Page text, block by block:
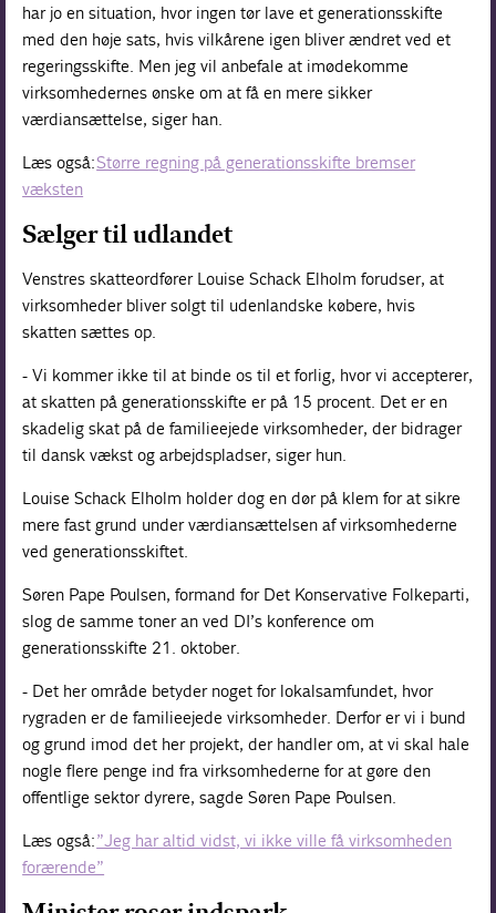
har jo en situation, hvor ingen tør lave et generationsskifte
med den høje sats, hvis vilkårene igen bliver ændret ved et
regeringsskifte. Men jeg vil anbefale at imødekomme
virksomhedernes ønske om at få en mere sikker
værdiansættelse, siger han.
Læs også:Større regning på generationsskifte bremser
væksten
Sælger til udlandet
Venstres skatteordfører Louise Schack Elholm forudser, at
virksomheder bliver solgt til udenlandske købere, hvis
skatten sættes op.
- Vi kommer ikke til at binde os til et forlig, hvor vi accepterer,
at skatten på generationsskifte er på 15 procent. Det er en
skadelig skat på de familieejede virksomheder, der bidrager
til dansk vækst og arbejdspladser, siger hun.
Louise Schack Elholm holder dog en dør på klem for at sikre
mere fast grund under værdiansættelsen af virksomhederne
ved generationsskiftet.
Søren Pape Poulsen, formand for Det Konservative Folkeparti,
slog de samme toner an ved DI’s konference om
generationsskifte 21. oktober.
- Det her område betyder noget for lokalsamfundet, hvor
rygraden er de familieejede virksomheder. Derfor er vi i bund
og grund imod det her projekt, der handler om, at vi skal hale
nogle flere penge ind fra virksomhederne for at gøre den
offentlige sektor dyrere, sagde Søren Pape Poulsen.
Læs også:”Jeg har altid vidst, vi ikke ville få virksomheden
forærende”